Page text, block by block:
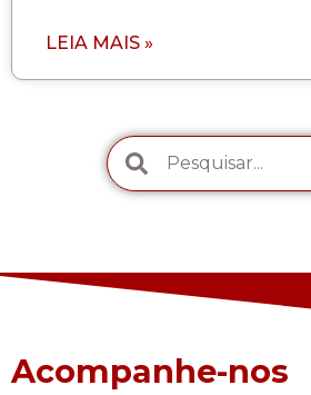
LEIA MAIS »
Acompanhe-nos